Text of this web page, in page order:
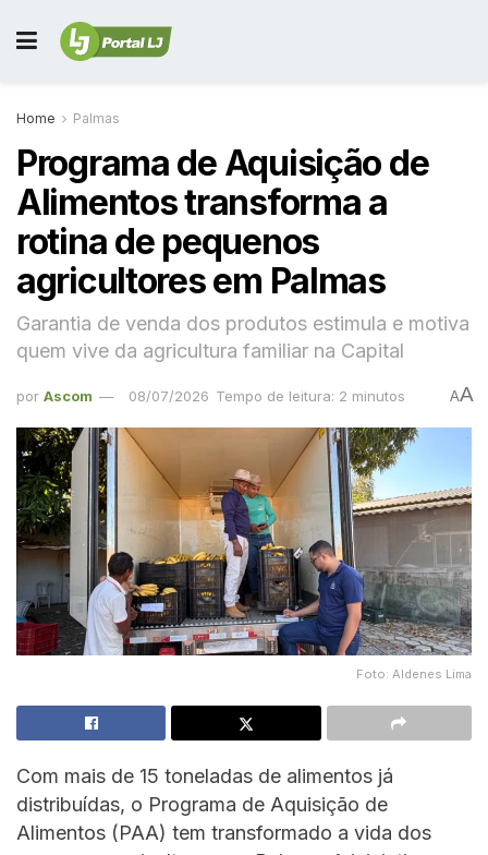
Home Palmas
Programa de Aquisição de
Alimentos transforma a
rotina de pequenos
agricultores em Palmas
Garantia de venda dos produtos estimula e motiva
quem vive da agricultura familiar na Capital
por Ascom 08/07/2026 Tempo de leitura: 2 minutos AA
Foto: Aldenes Lima
Com mais de 15 toneladas de alimentos já
distribuídas, o Programa de Aquisição de
Alimentos (PAA) tem transformado a vida dos